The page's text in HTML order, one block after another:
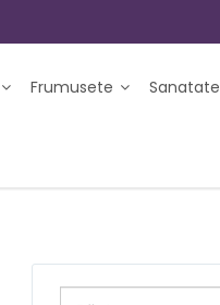
Frumusete Sanatate